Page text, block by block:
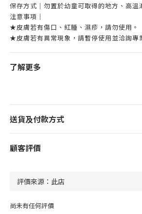
保存方式｜勿置於幼童可取得的地方、高溫
注意事項｜
★皮膚若有傷口、紅腫、濕疹，請勿使用。
★皮膚若有異常現象，請暫停使用並洽詢專
了解更多
送貨及付款方式
顧客評價
尚未有任何評價